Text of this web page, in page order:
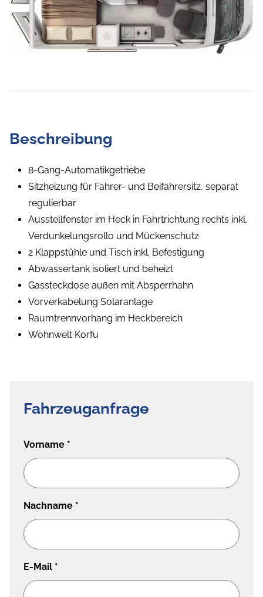
Beschreibung
8-Gang-Automatikgetriebe
Sitzheizung für Fahrer- und Beifahrersitz, separat
regulierbar
Ausstellfenster im Heck in Fahrtrichtung rechts inkl.
Verdunkelungsrollo und Mückenschutz
2 Klappstühle und Tisch inkl. Befestigung
Abwassertank isoliert und beheizt
Gassteckdose außen mit Absperrhahn
Vorverkabelung Solaranlage
Raumtrennvorhang im Heckbereich
Wohnwelt Korfu
Fahrzeuganfrage
Vorname *
Nachname *
E-Mail *